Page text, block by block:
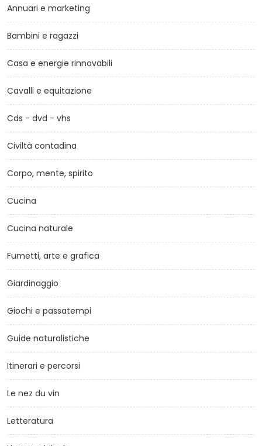
Annuari e marketing
Bambini e ragazzi
Casa e energie rinnovabili
Cavalli e equitazione
Cds - dvd - vhs
Civiltà contadina
Corpo, mente, spirito
Cucina
Cucina naturale
Fumetti, arte e grafica
Giardinaggio
Giochi e passatempi
Guide naturalistiche
Itinerari e percorsi
Le nez du vin
Letteratura